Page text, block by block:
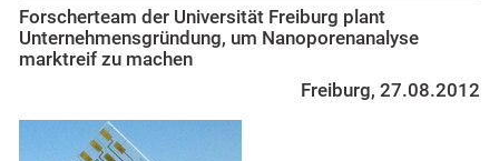
Forscherteam der Universität Freiburg plant
Unternehmensgründung, um Nanoporenanalyse
marktreif zu machen
Freiburg, 27.08.2012